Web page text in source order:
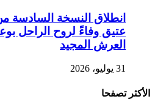
انطلاق النسخة السادسة
عتيق وفاءً لروح الراحل
العرش المجيد
31 يوليو، 2026
الأكثر تصفحا